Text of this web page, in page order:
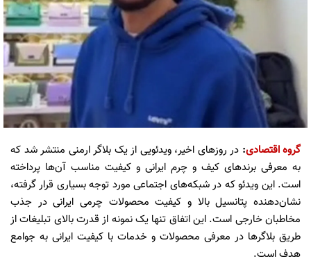
گروه اقتصادی: در روزهای اخیر، ویدئویی از یک بلاگر ارمنی منتشر شد که
به معرفی برندهای کیف و چرم ایرانی و کیفیت مناسب آن‌ها پرداخته
است. این ویدئو که در شبکه‌های اجتماعی مورد توجه بسیاری قرار گرفته،
نشان‌دهنده پتانسیل بالا و کیفیت محصولات چرمی ایرانی در جذب
مخاطبان خارجی است. این اتفاق تنها یک نمونه از قدرت بالای تبلیغات از
طریق بلاگرها در معرفی محصولات و خدمات با کیفیت ایرانی به جوامع
هدف است.